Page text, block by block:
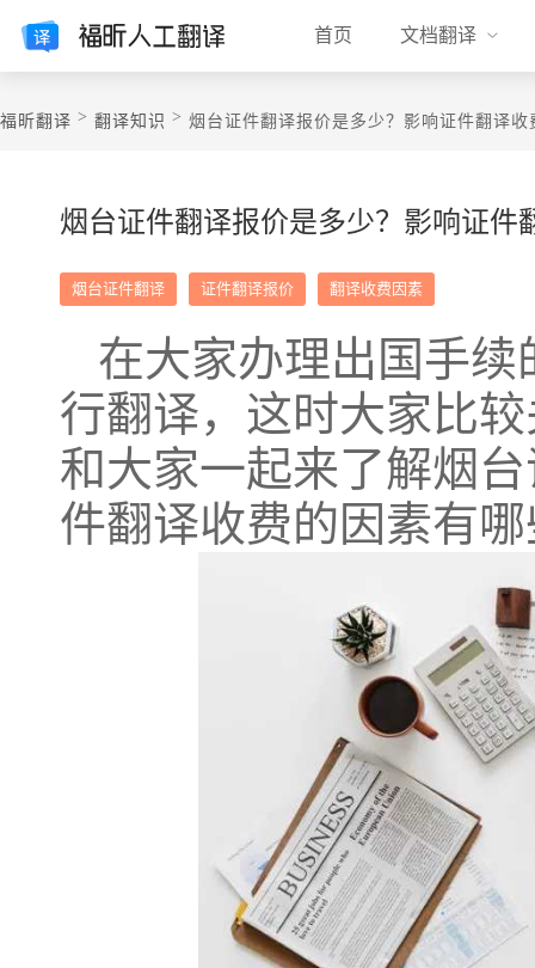
首页 文档翻译
福昕翻译 > 翻译知识 > 烟台证件翻译报价是多少？影响证件翻译收
烟台证件翻译报价是多少？影响证件
烟台证件翻译 证件翻译报价 翻译收费因素
在大家办理出国手
行翻译，这时大家比
和大家一起来了解烟
件翻译收费的因素有